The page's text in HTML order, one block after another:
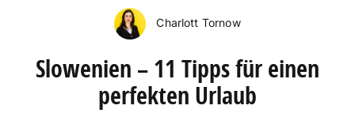
Charlott Tornow
Slowenien – 11 Tipps für einen
perfekten Urlaub